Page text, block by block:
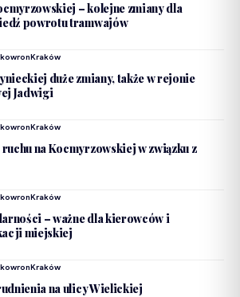
– kolejne zmiany dla
powrotu tramwajów
Kraków
duże zmiany, także w rejonie
Jadwigi
Kraków
na Kocmyrzowskiej w związku z
Kraków
– ważne dla kierowców i
miejskiej
Kraków
na ulicy Wielickiej